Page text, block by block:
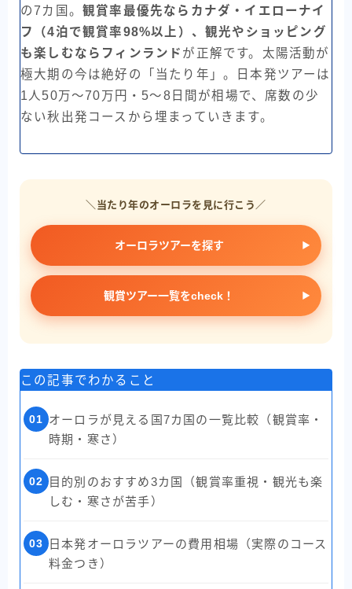
の7カ国。 観賞率最優先ならカナダ・イエローナイ
フ（4泊で観賞率98%以上）、観光やショッピング
も楽しむならフィンランド が正解です。太陽活動が
極大期の今は絶好の「当たり年」。日本発ツアーは
1人50万〜70万円・5〜8日間が相場で、席数の少
ない秋出発コースから埋まっていきます。
＼当たり年のオーロラを見に行こう／
オーロラツアーを探す
観賞ツアー一覧をcheck！
この記事でわかること
01 オーロラが見える国7カ国の一覧比較（観賞率・
時期・寒さ）
02
目的別のおすすめ3カ国（観賞率重視・観光も楽
しむ・寒さが苦手）
03
日本発オーロラツアーの費用相場（実際のコース
料金つき）